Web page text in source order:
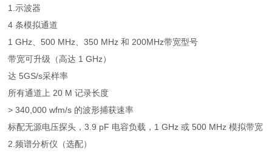
1.示波器
4 条模拟通道
1 GHz、500 MHz、350 MHz 和 200MHz带宽型号
带宽可升级（高达 1 GHz）
达 5GS/s采样率
所有通道上 20 M 记录长度
> 340,000 wfm/s 的波形捕获速率
标配无源电压探头，3.9 pF 电容负载，1 GHz 或 500 MHz 模拟带宽
2.频谱分析仪（选配）